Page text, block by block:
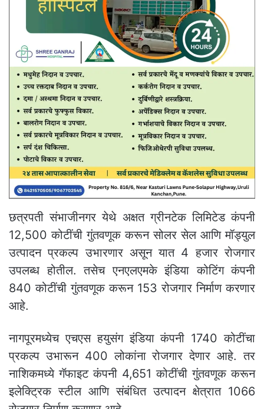
छत्रपती संभाजीनगर येथे अक्षत ग्रीनटेक लिमिटेड कंपनी
12,500 कोटींची गुंतवणूक करून सोलर सेल आणि मॉड्युल
उत्पादन प्रकल्प उभारणार असून यात 4 हजार रोजगार
उपलब्ध होतील. तसेच एनएलएमके इंडिया कोटिंग कंपनी
840 कोटींची गुंतवणूक करून 153 रोजगार निर्माण करणार
आहे.
नागपूरमध्येच एचएस हयुसंग इंडिया कंपनी 1740 कोटींचा
प्रकल्प उभारून 400 लोकांना रोजगार देणार आहे. तर
नाशिकमध्ये गॅफाइट कंपनी 4,651 कोटींची गुंतवणूक करून
इलेक्ट्रिक स्टील आणि संबंधित उत्पादन क्षेत्रात 1066